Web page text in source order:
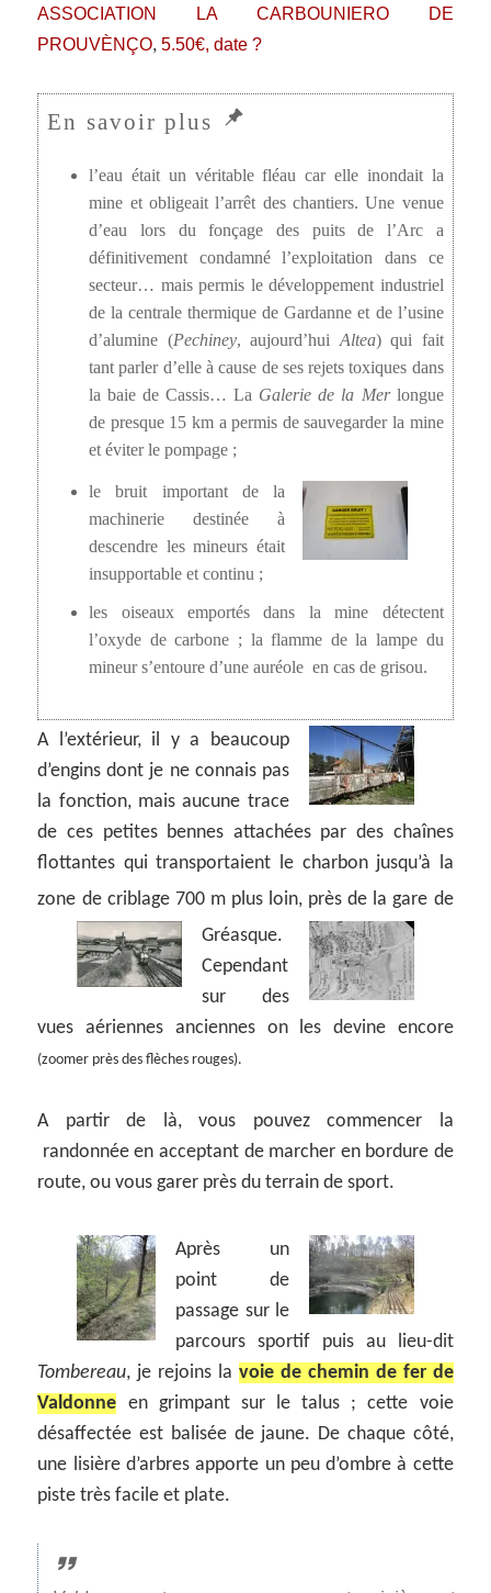
ASSOCIATION LA CARBOUNIERO DE
PROUVÈNÇO,5.50€, date ?
l’eau était un véritable fléau car elle inondait la
mine et obligeait l’arrêt des chantiers. Une venue
d’eau lors du fonçage des puits de l’Arc a
définitivement condamné l’exploitation dans ce
secteur… mais permis le développement industriel
de la centrale thermique de Gardanne et de l’usine
d’alumine (Pechiney, aujourd’huiAltea) qui fait
tant parler d’elle à cause de ses rejets toxiques dans
la baie de Cassis… La Galerie de la Merlongue
de presque 15 km a permis de sauvegarder la mine
et éviter le pompage ;
le bruit important de la
machinerie destinée à
descendre les mineurs était
insupportable et continu ;
les oiseaux emportés dans la mine détectent
l’oxyde de carbone ; la flamme de la lampe du
mineur s’entoure d’une auréole en cas de grisou.
A l’extérieur, il y a beaucoup
d’engins dont je ne connais pas
la fonction, mais aucune trace
de ces petites bennes attachées par des chaînes
flottantes qui transportaient le charbon jusqu’à la
zone de criblage 700 m plus loin, près de la gare de
Gréasque.
Cependant
sur des
vues aériennes anciennes on les devine encore
(zoomer près des flèches rouges).
A partir de là, vous pouvez commencer la
randonnée en acceptant de marcher en bordure de
route, ou vous garer près du terrain de sport.
Après un
point de
passage sur le
parcours sportif puis au lieu-dit
Tombereau, je rejoins lavoie de chemin de fer de
Valdonne en grimpant sur le talus ; cette voie
désaffectée est balisée de jaune. De chaque côté,
une lisière d’arbres apporte un peu d’ombre à cette
piste très facile et plate.